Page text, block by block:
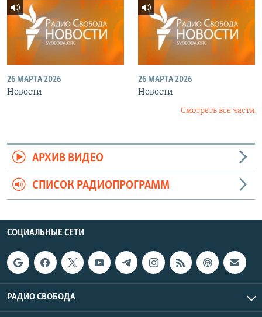
26 МАРТА 2026
Новости
26 МАРТА 2026
Новости
Смотреть все части
АРХИВ ВИДЕО
СПИСОК РАДИОПРОГРАММ
СОЦИАЛЬНЫЕ СЕТИ
РАДИО СВОБОДА